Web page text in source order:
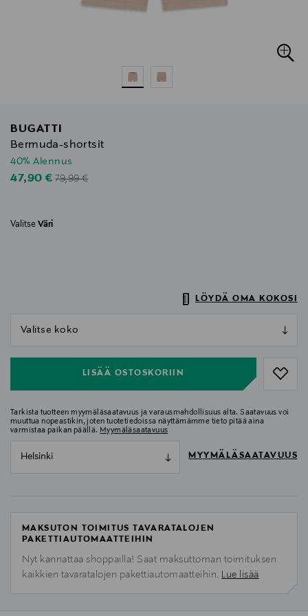
BUGATTI
Bermuda-shortsit
40% Alennus
Discounted Price
47,90 €Original Price
79,99 €
Valitse Väri
LÖYDÄ OMA KOKOSI
LISÄÄ OSTOSKORIIN
Tarkista tuotteen myymäläsaatavuus ja varausmahdollisuus alta. Saatavuus voi
muuttua nopeastikin, joten tuotetiedoissa näyttämämme tieto pitää aina
varmistaa paikan päällä. Myymäläsaatavuus
Helsinki MYYMÄLÄSAATAVUUS
MAKSUTON TOIMITUS TAVARATALOJEN
PAKETTIAUTOMAATTEIHIN
Nyt kannattaa shoppailla! Saat maksuttoman toimituksen
kaikkien tavaratalojen pakettiautomaatteihin. Lue lisää